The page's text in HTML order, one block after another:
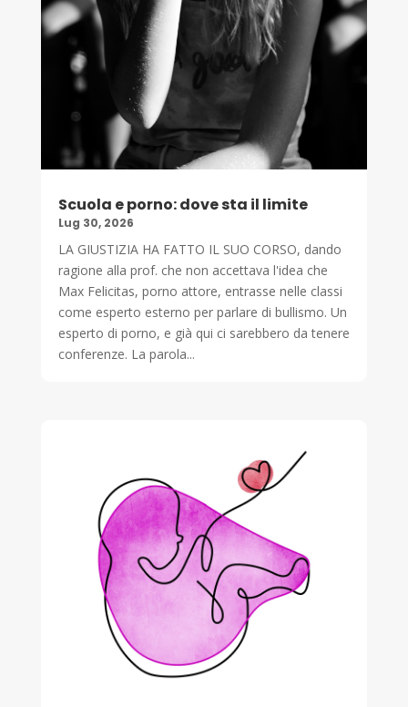
Scuola e porno: dove sta il limite
Lug 30, 2026
LA GIUSTIZIA HA FATTO IL SUO CORSO, dando
ragione alla prof. che non accettava l'idea che
Max Felicitas, porno attore, entrasse nelle classi
come esperto esterno per parlare di bullismo. Un
esperto di porno, e già qui ci sarebbero da tenere
conferenze. La parola...